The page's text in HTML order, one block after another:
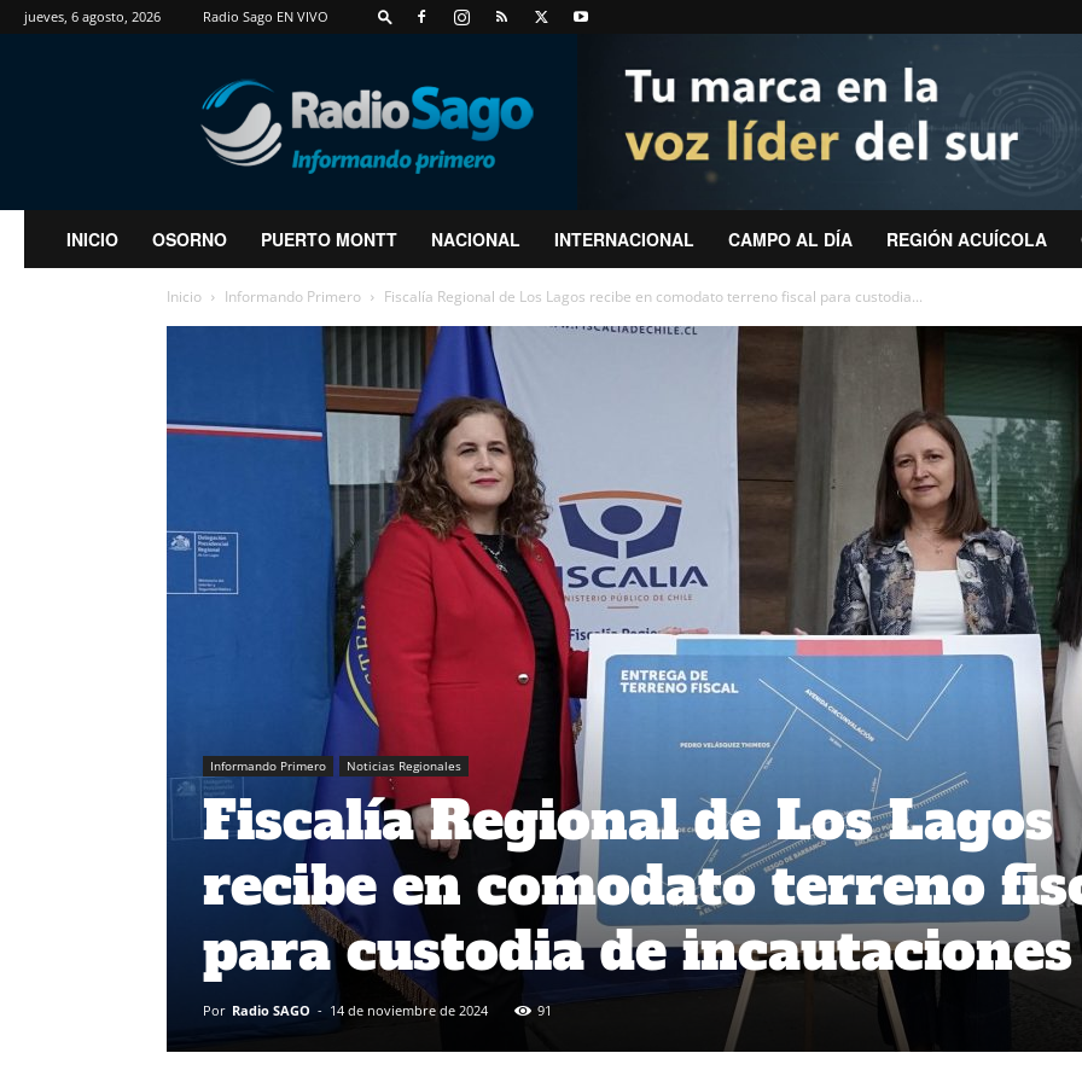
jueves, 6 agosto, 2026 Radio Sago EN VIVO
RadioSago
INICIO OSORNO PUERTO MONTT NACIONAL INTERNACIONAL CAMPO AL DÍA REGIÓN ACUÍCOLA
Inicio Informando Primero Fiscalía Regional de Los Lagos recibe en comodato terreno fiscal para custodia...
Informando Primero Noticias Regionales
Fiscalía Regional de Los Lagos
recibe en comodato terreno
para custodia de incautaciones
Por Radio SAGO - 14 de noviembre de 2024 91